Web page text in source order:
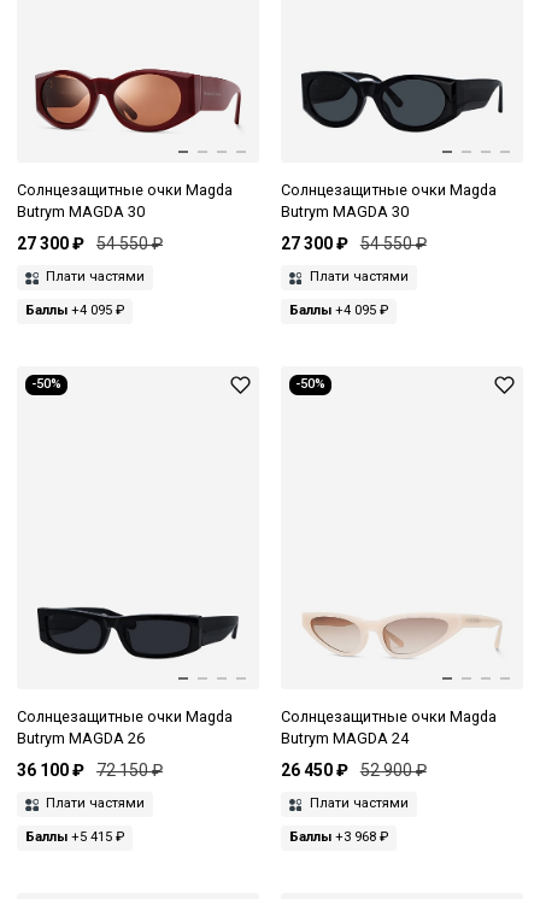
Солнцезащитные очки Magda
Butrym MAGDA 30
27 300 ₽ 54 550 ₽
Плати частями
Баллы +4 095 ₽
Солнцезащитные очки Magda
Butrym MAGDA 30
27 300 ₽ 54 550 ₽
Плати частями
Баллы+4 095 ₽
-50%
Солнцезащитные очки Magda
Butrym MAGDA 26
36 100 ₽ 72 150 ₽
Плати частями
Баллы +5 415 ₽
-50%
Солнцезащитные очки Magda
Butrym MAGDA 24
26 450 ₽ 52 900 ₽
Плати частями
Баллы+3 968 ₽